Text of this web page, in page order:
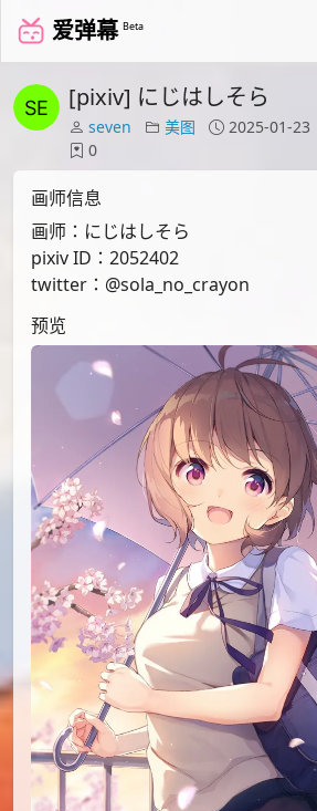
爱弹幕 Beta
[pixiv] にじはしそら
seven 美图 2025-01-23
0
画师信息
画师：にじはしそら
pixiv ID：2052402
twitter：@sola_no_crayon
预览